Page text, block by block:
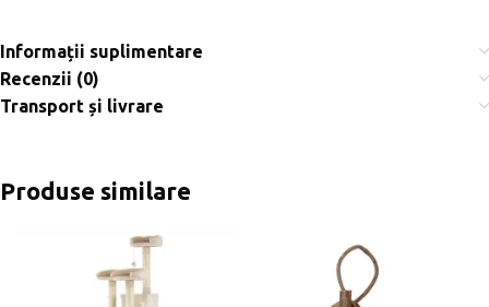
Informații suplimentare
Recenzii (0)
Transport și livrare
Produse similare